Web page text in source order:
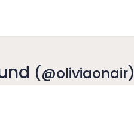
(@oliviaonair)